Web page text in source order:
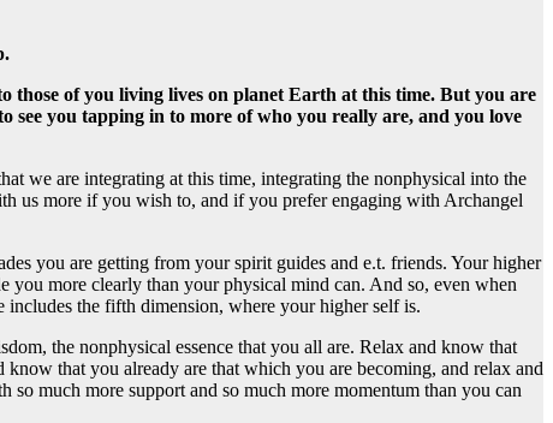
those of you living lives on planet Earth at this time. But you are
see you tapping in to more of who you really are, and you love
we are integrating at this time, integrating the nonphysical into the
us more if you wish to, and if you prefer engaging with Archangel
you are getting from your spirit guides and e.t. friends. Your higher
you more clearly than your physical mind can. And so, even when
includes the fifth dimension, where your higher self is.
the nonphysical essence that you all are. Relax and know that
that you already are that which you are becoming, and relax and
much more support and so much more momentum than you can